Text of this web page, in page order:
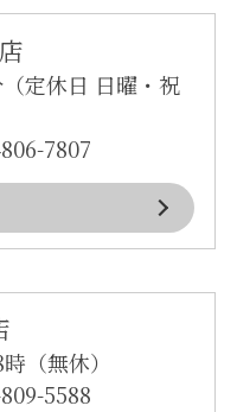
定休日 日曜・祝
7807
（無休）
5588